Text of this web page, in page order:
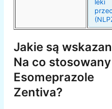
Jakie są
Na co
Esomeprazole
Zentiva?